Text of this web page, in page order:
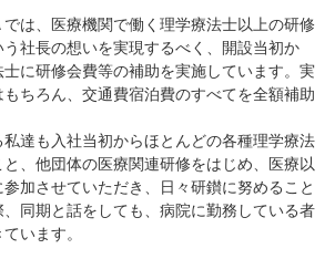
は、医療機関で働く理学療法士以上の研修
社長の想いを実現するべく、開設当初か
に研修会費等の補助を実施しています。実
ちろん、交通費宿泊費のすべてを全額補助
達も入社当初からほとんどの各種理学療法
、他団体の医療関連研修をはじめ、医療以
加させていただき、日々研鑚に努めること
同期と話をしても、病院に勤務している者
います。